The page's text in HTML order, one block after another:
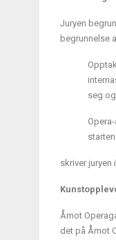
Juryen
begrunnelse
seg
skriver juryen
Åmot
det på Åmot